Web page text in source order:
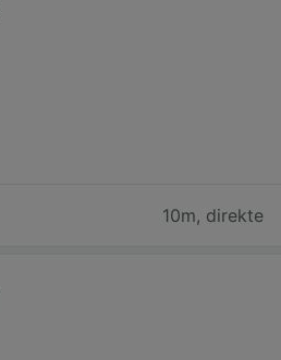
10m, direkte